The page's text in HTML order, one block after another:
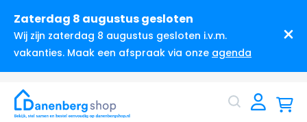
Zaterdag 8 augustus gesloten
Wij zijn zaterdag 8 augustus gesloten i.v.m.
vakanties. Maak een afspraak via onze agenda